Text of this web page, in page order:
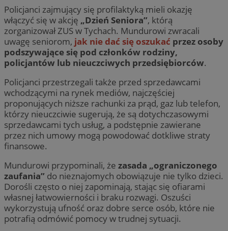
Policjanci zajmujący się profilaktyką mieli okazję
włączyć się w akcję „Dzień Seniora”, którą
zorganizował ZUS w Tychach. Mundurowi zwracali
uwagę seniorom, jak nie dać się oszukać przez osoby
podszywające się pod członków rodziny,
policjantów lub nieuczciwych przedsiębiorców.
Policjanci przestrzegali także przed sprzedawcami
wchodzącymi na rynek mediów, najczęściej
proponujących niższe rachunki za prąd, gaz lub telefon,
którzy nieuczciwie sugerują, że są dotychczasowymi
sprzedawcami tych usług, a podstępnie zawierane
przez nich umowy mogą powodować dotkliwe straty
finansowe.
Mundurowi przypominali, że zasada „ograniczonego
zaufania” do nieznajomych obowiązuje nie tylko dzieci.
Dorośli często o niej zapominają, stając się ofiarami
własnej łatwowierności i braku rozwagi. Oszuści
wykorzystują ufność oraz dobre serce osób, które nie
potrafią odmówić pomocy w trudnej sytuacji.